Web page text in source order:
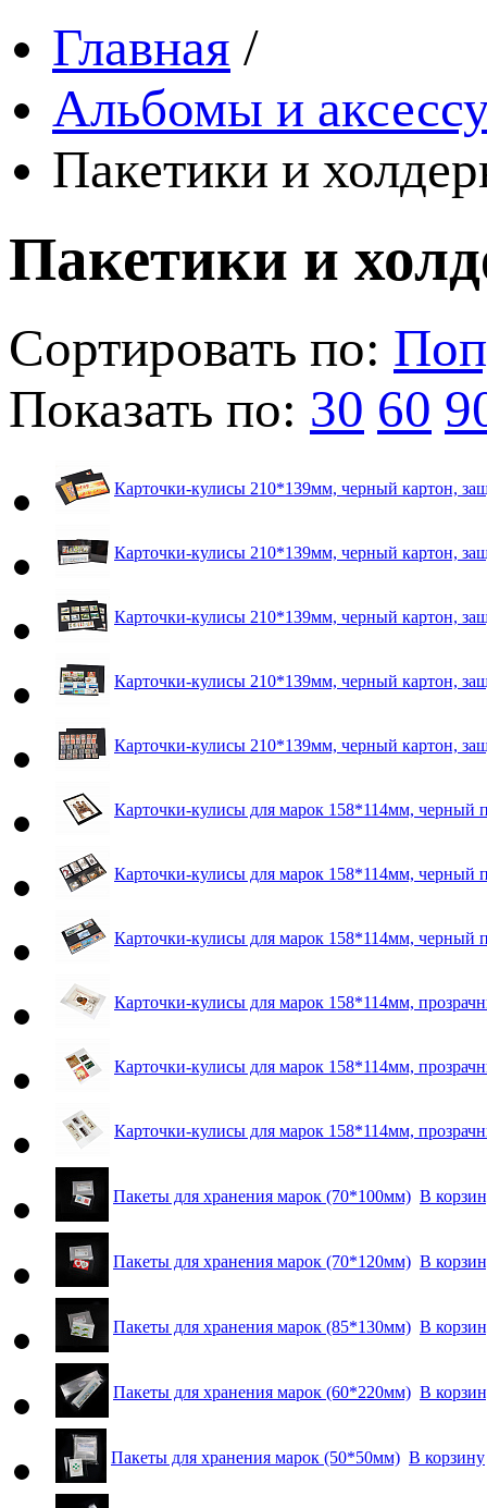
Главная /
Альбомы и
Пакетики и
Пакетики и
Сортировать по:
Показать по: 30 60
Карточки-кулисы 210*139мм, черный картон,
Карточки-кулисы 210*139мм, черный картон,
Карточки-кулисы 210*139мм, черный картон,
Карточки-кулисы 210*139мм, черный картон,
Карточки-кулисы 210*139мм, черный картон,
Карточки-кулисы для марок 158*114мм, черный
Карточки-кулисы для марок 158*114мм, черный
Карточки-кулисы для марок 158*114мм, черный
Карточки-кулисы для марок 158*114мм,
Карточки-кулисы для марок 158*114мм,
Карточки-кулисы для марок 158*114мм,
Пакеты для хранения марок (70*100мм) В
Пакеты для хранения марок (70*120мм) В
Пакеты для хранения марок (85*130мм) В
Пакеты для хранения марок (60*220мм) В
Пакеты для хранения марок (50*50мм) В корзину